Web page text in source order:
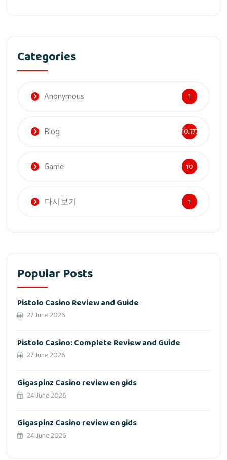
Categories
Anonymous 1
Blog 10,377
Game 10
다시보기 1
Popular Posts
Pistolo Casino Review and Guide
27 June 2026
Pistolo Casino: Complete Review and Guide
27 June 2026
Gigaspinz Casino review en gids
24 June 2026
Gigaspinz Casino review en gids
24 June 2026